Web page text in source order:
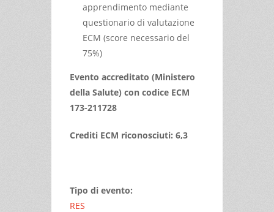
apprendimento mediante
questionario di valutazione
ECM (score necessario del
75%)
Evento accreditato (Ministero
della Salute) con codice ECM
173-211728
Crediti ECM riconosciuti: 6,3
Tipo di evento:
RES